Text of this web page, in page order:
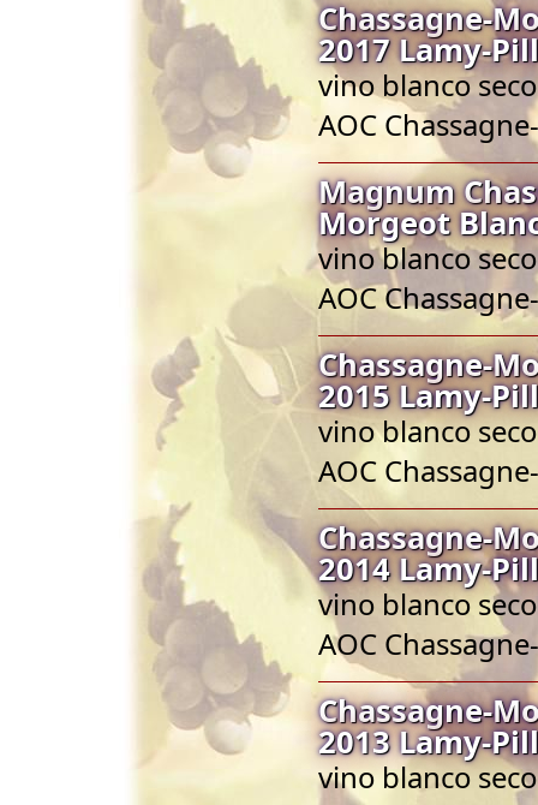
Chassagne-
2017 Lamy-
vino blanco
AOC
Magnum
Morgeot
vino blanco
AOC
Chassagne-
2015 Lamy-
vino blanco
AOC
Chassagne-
2014 Lamy-
vino blanco
AOC
Chassagne-
2013 Lamy-
vino blanco